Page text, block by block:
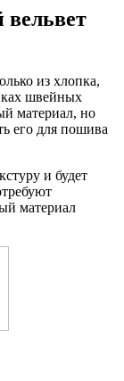
из хлопка,
швейных
материал, но
его для пошива
и будет
материал